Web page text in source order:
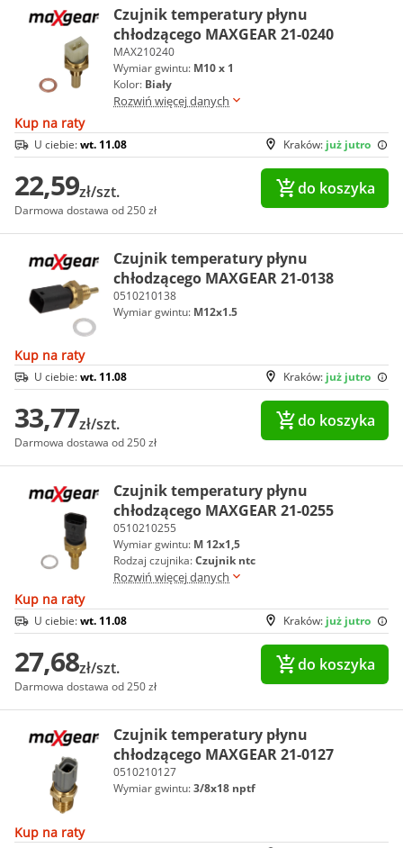
Czujnik temperatury płynu
chłodzącego MAXGEAR 21-0240
MAX210240
Wymiar gwintu: M10 x 1
Kolor: Biały
Rozwiń więcej danych
Kup na raty
Kraków: już jutro
U ciebie:wt. 11.08
22,59zł/szt.
Darmowa dostawa od 250 zł
do koszyka
Czujnik temperatury płynu
chłodzącego MAXGEAR 21-0138
0510210138
Wymiar gwintu: M12x1.5
Kup na raty
Kraków: już jutro
U ciebie:wt. 11.08
33,77zł/szt.
Darmowa dostawa od 250 zł
do koszyka
Czujnik temperatury płynu
chłodzącego MAXGEAR 21-0255
0510210255
Wymiar gwintu: M 12x1,5
Rodzaj czujnika:Czujnik ntc
Rozwiń więcej danych
Kup na raty
Kraków: już jutro
U ciebie:wt. 11.08
27,68zł/szt.
Darmowa dostawa od 250 zł
do koszyka
Czujnik temperatury płynu
chłodzącego MAXGEAR 21-0127
0510210127
Wymiar gwintu:3/8x18 nptf
Kup na raty